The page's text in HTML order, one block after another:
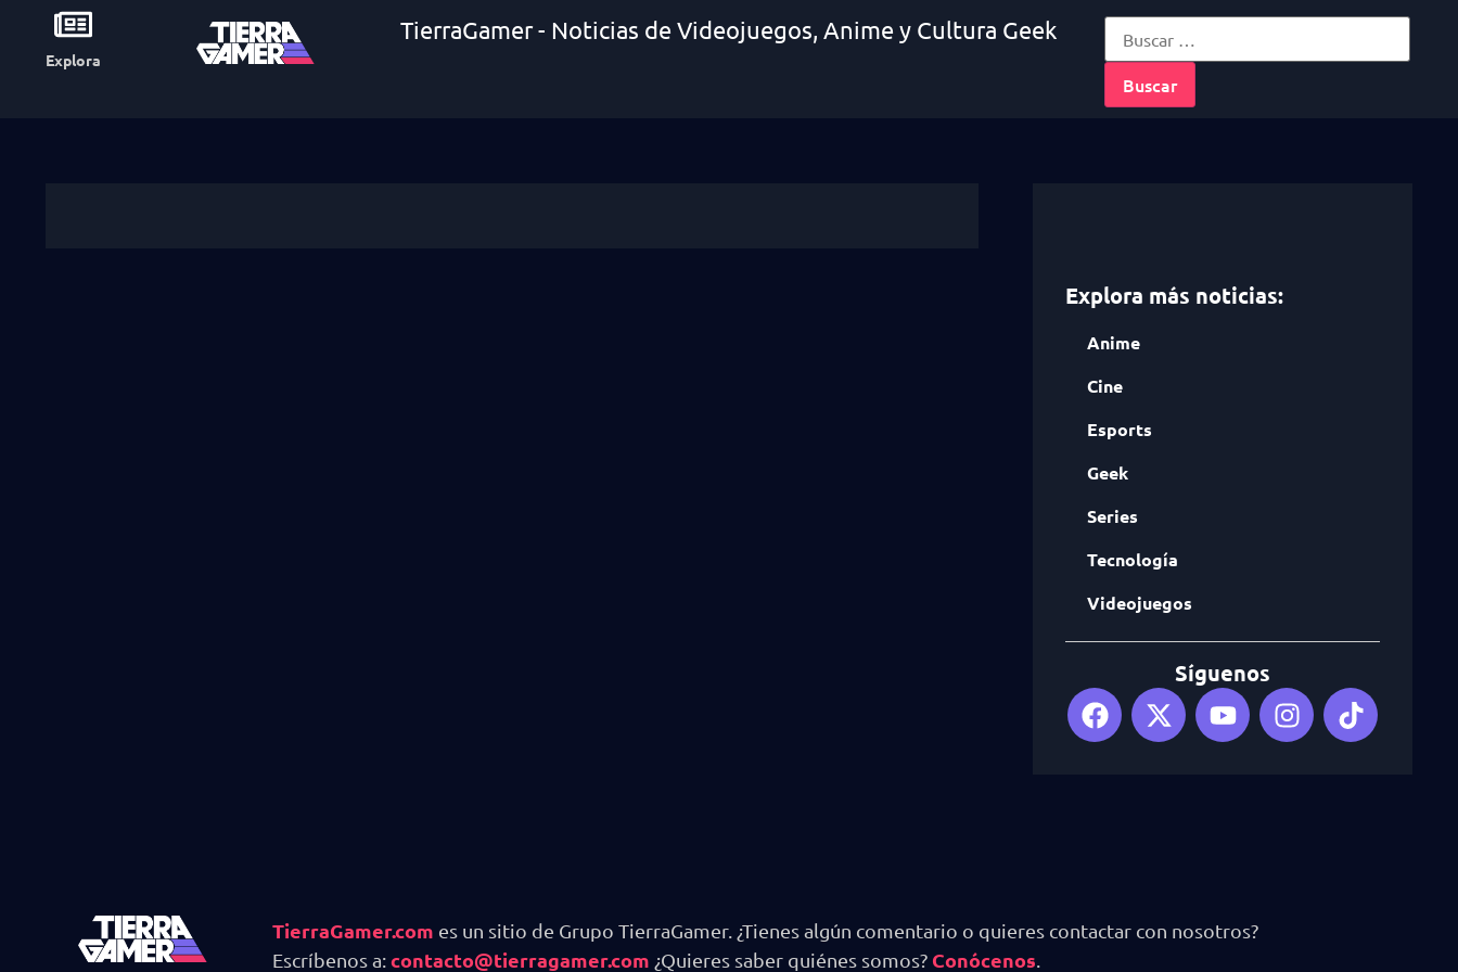
Explora
TierraGamer - Noticias de Videojuegos, Anime y Cultura Geek
Explora más noticias:
Anime
Cine
Esports
Geek
Series
Tecnología
Videojuegos
Síguenos
TierraGamer.com es un sitio de Grupo TierraGamer. ¿Tienes algún comentario o quieres contactar con nosotros?
Escríbenos a:contacto@tierragamer.com ¿Quieres saber quiénes somos? Conócenos